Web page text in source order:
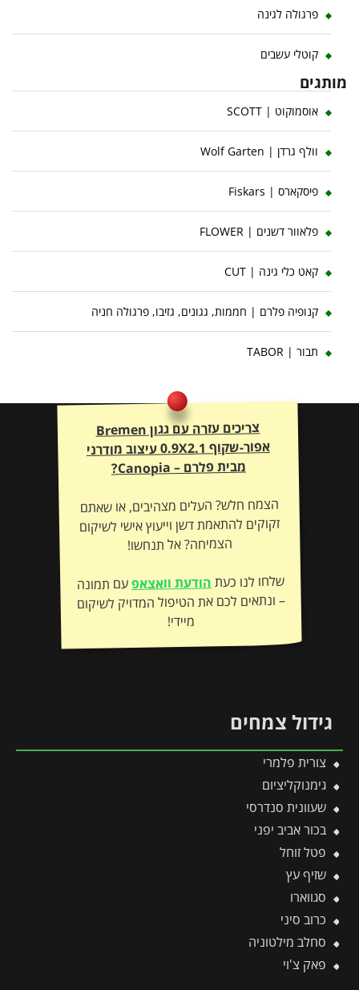
פרגולה לגינה
קוטלי עשבים
מותגים
אוסמוקוט | SCOTT
וולף גרדן | Wolf Garten
פיסקארס | Fiskars
פלאוור דשנים | FLOWER
קאט כלי גינה | CUT
קנופיה פלרם | חממות, גגונים, גזיבו, פרגולה חניה
תבור | TABOR
צריכים עזרה עם גגון Bremen
אפור-שקוף 0.9X2.1 עיצוב מודרני
מבית פלרם – Canopia?
הצמח חלש? העלים מצהיבים, או שאתם
זקוקים להתאמת דשן וייעוץ אישי לשיקום
הצמיחה? אל תנחשו!
שלחו לנו כעתהודעת וואצאפעם תמונה
– ונתאים לכם את הטיפול המדויק לשיקום
מיידי!
גידול צמחים
צורית פלמרי
גימנוקליציום
שעוונית סנדרסי
בכור אביב יפני
פטל זוחל
שזיף עץ
סגווארו
כרוב סיני
סחלב מילטוניה
פאק צ'וי